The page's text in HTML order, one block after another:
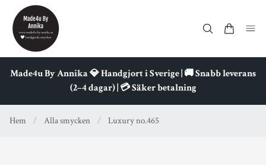
Made4u By Annika 💎 Handgjort i Sverige | 🚚 Snabb leverans
(2–4 dagar) | 💳 Säker betalning
Hem / Alla smycken / Luxury no.465